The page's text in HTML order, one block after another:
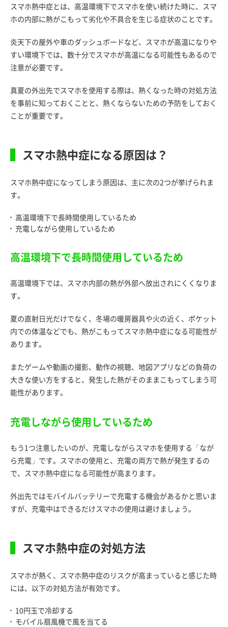
スマホ熱中症とは、高温環境下でスマホを使い続けた時に、スマ
ホの内部に熱がこもって劣化や不具合を生じる症状のことです。
炎天下の屋外や車のダッシュボードなど、スマホが高温になりや
すい環境下では、数十分でスマホが高温になる可能性もあるので
注意が必要です。
真夏の外出先でスマホを使用する際は、熱くなった時の対処方法
を事前に知っておくことと、熱くならないための予防をしておく
ことが重要です。
スマホ熱中症になる原因は？
スマホ熱中症になってしまう原因は、主に次の2つが挙げられま
す。
高温環境下で長時間使用しているため
充電しながら使用しているため
高温環境下で長時間使用しているため
高温環境下では、スマホ内部の熱が外部へ放出されにくくなりま
す。
夏の直射日光だけでなく、冬場の暖房器具や火の近く、ポケット
内での体温などでも、熱がこもってスマホ熱中症になる可能性が
あります。
またゲームや動画の撮影、動作の視聴、地図アプリなどの負荷の
大きな使い方をすると、発生した熱がそのままこもってしまう可
能性があります。
充電しながら使用しているため
もう1つ注意したいのが、充電しながらスマホを使用する「なが
ら充電」です。スマホの使用と、充電の両方で熱が発生するの
で、スマホ熱中症になる可能性が高まります。
外出先ではモバイルバッテリーで充電する機会があるかと思いま
すが、充電中はできるだけスマホの使用は避けましょう。
スマホ熱中症の対処方法
スマホが熱く、スマホ熱中症のリスクが高まっていると感じた時
には、以下の対処方法が有効です。
10円玉で冷却する
モバイル扇風機で風を当てる